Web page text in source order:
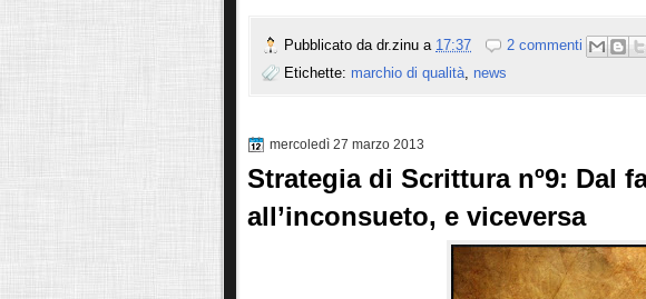
Pubblicato da dr.zinu a 17:37
2 commenti
Etichette: marchio di qualità, news
mercoledì 27 marzo 2013
Strategia di Scrittura nº9: Dal
all’inconsueto, e viceversa